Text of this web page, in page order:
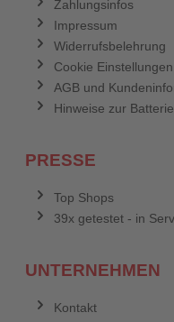
Zahlungsinfos
Impressum
Widerrufsbelehrung
Cookie Einstellungen
AGB und
Hinweise zur
PRESSE
Top Shops
39x getestet - in
UNTERNEHMEN
Kontakt